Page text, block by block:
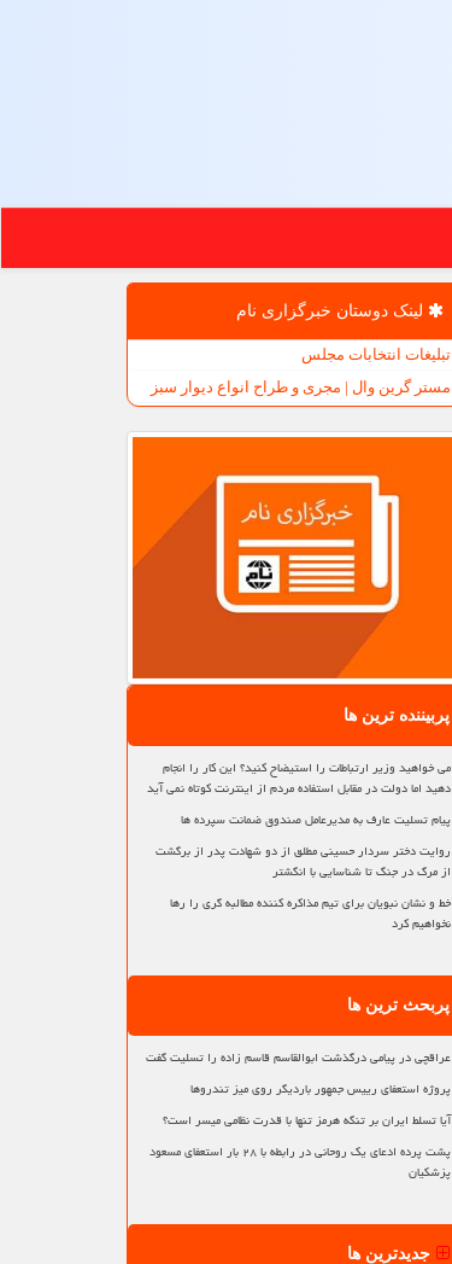
لینک دوستان خبرگزاری نام
تبلیغات انتخابات مجلس
مستر گرین وال | مجری و طراح انواع دیوار سبز
پربیننده ترین ها
می خواهید وزیر ارتباطات را استیضاح کنید؟ این کار را انجام
دهید اما دولت در مقابل استفاده مردم از اینترنت کوتاه نمی آید
پیام تسلیت عارف به مدیرعامل صندوق ضمانت سپرده ها
روایت دختر سردار حسینی مطلق از دو شهادت پدر از برگشت
از مرگ در جنگ تا شناسایی با انگشتر
خط و نشان نبویان برای تیم مذاکره کننده مطالبه گری را رها
نخواهیم کرد
پربحث ترین ها
عراقچی در پیامی درگذشت ابوالقاسم قاسم زاده را تسلیت گفت
پروژه استعفای رییس جمهور باردیگر روی میز تندروها
آیا تسلط ایران بر تنگه هرمز تنها با قدرت نظامی میسر است؟
پشت پرده ادعای یک روحانی در رابطه با ۲۸ بار استعفای مسعود
پزشکیان
جدیدترین ها